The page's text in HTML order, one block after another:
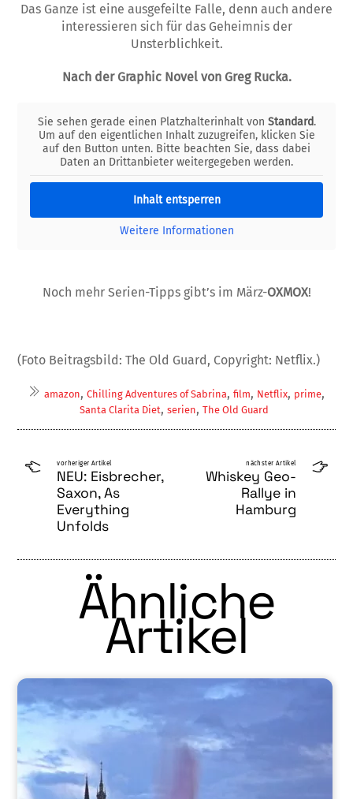
Das Ganze ist eine ausgefeilte Falle, denn auch andere
interessieren sich für das Geheimnis der
Unsterblichkeit.
Nach der Graphic Novel von Greg Rucka.
Sie sehen gerade einen Platzhalterinhalt von Standard.
Um auf den eigentlichen Inhalt zuzugreifen, klicken Sie
auf den Button unten. Bitte beachten Sie, dass dabei
Daten an Drittanbieter weitergegeben werden.
Inhalt entsperren
Weitere Informationen
Noch mehr Serien-Tipps gibt’s im März-OXMOX!
(Foto Beitragsbild: The Old Guard, Copyright: Netflix.)
amazon, Chilling Adventures of Sabrina, film, Netflix, prime,
Santa Clarita Diet, serien, The Old Guard
vorheriger Artikel
NEU: Eisbrecher,
Saxon, As
Everything
Unfolds
nächster Artikel
Whiskey Geo-
Rallye in
Hamburg
Ähnliche
Artikel